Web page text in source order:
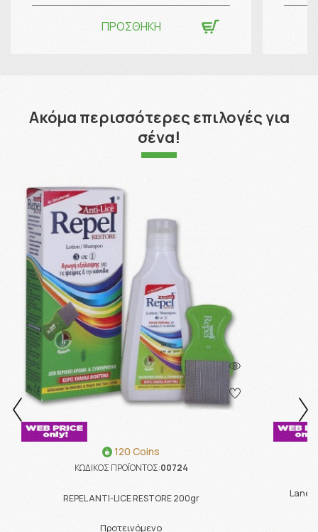
ΠΡΟΣΘΗΚΗ
Ακόμα περισσότερες επιλογές για
σένα!
120 Coins
ΚΩΔΙΚΟΣ ΠΡΟΪΟΝΤΟΣ:00724
REPEL ANTI-LICE RESTORE 200gr
Προτεινόμενο
Lanes